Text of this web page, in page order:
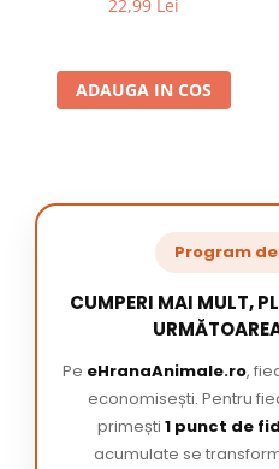
22,99 Lei
ADAUGA IN COS
Program
CUMPERI MAI MULT,
Pe eHranaAnimale.ro,
economisești. Pentru
primești 1 punct de
acumulate se